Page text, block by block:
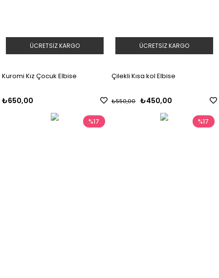
Kuromi Kız Çocuk Elbise
₺650,00
ÜCRETSIZ KARGO
Çilekli Kısa kol Elbise
₺450,00
₺550,00
ÜCRETSIZ KARGO
%17 %17